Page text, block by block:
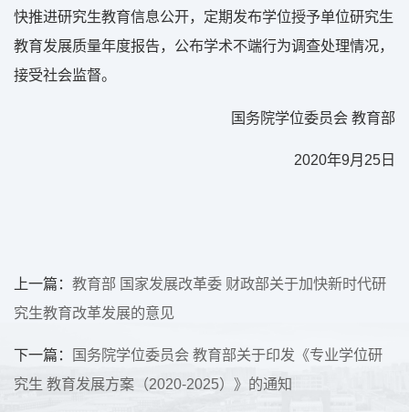
快推进研究生教育信息公开，定期发布学位授予单位研究生
教育发展质量年度报告，公布学术不端行为调查处理情况，
接受社会监督。
国务院学位委员会 教育部
2020年9月 25 日
上一篇： 教育部 国家发展改革委 财政部关于加快新时代研
究生教育改革发展的意见
下一篇：
国务院学位委员会 教育部关于印发《专业学位研
究生 教育发展方案（2020-2025）》的通知